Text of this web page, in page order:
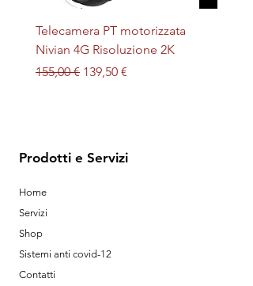
Telecamera PT motorizzata
Nivian 4G Risoluzione 2K
Prezzo regolare
155,00 € Prezzo scontato
139,50 €
Prodotti e Servizi
Home
Servizi
Shop
Sistemi anti covid-12
Contatti